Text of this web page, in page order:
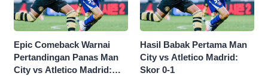
Epic Comeback Warnai
Pertandingan Panas Man
City vs Atletico Madrid:
Hasil Babak Pertama Man
City vs Atletico Madrid:
Skor 0-1